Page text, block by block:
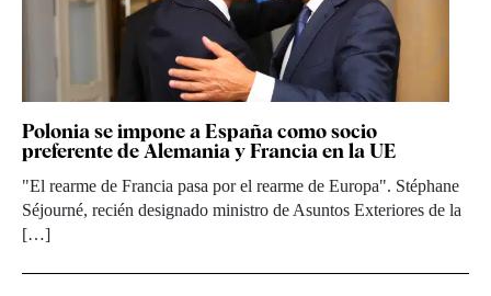
Polonia se impone a España como socio
preferente de Alemania y Francia en la UE
"El rearme de Francia pasa por el rearme de Europa". Stéphane
Séjourné, recién designado ministro de Asuntos Exteriores de la
[…]